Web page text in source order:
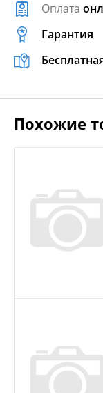
Оплата
Гарантия
Похожие